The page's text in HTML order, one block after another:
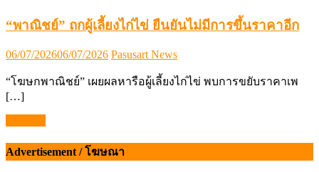
“พาณิชย์” ถกผู้เลี้ยงไก่ไข่ ยืนยันไม่มีการขึ้นราคาอีก
Posted
06/07/202606/07/2026 Author
Pasusart News
“โฆษกพาณิชย์” เผยผลหารือผู้เลี้ยงไก่ไข่ พบการขยับราคาเพ
[…]
แนะแนว
เรื่อง
Advertisement / โฆษณา